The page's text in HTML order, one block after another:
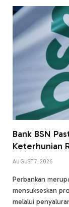
Bank BSN
Keterhunian
AUGUST 7, 2026
Perbankan
mensukseskan
melalui